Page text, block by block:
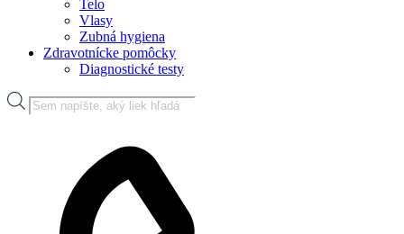
Telo
Vlasy
Zubná hygiena
Zdravotnícke pomôcky
Diagnostické testy
Products
search